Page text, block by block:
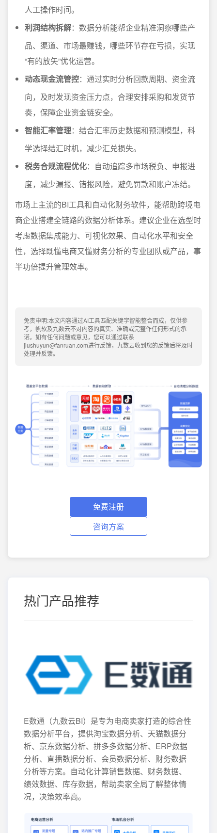
人工操作时间。
利润结构拆解：数据分析能帮企业精准洞察哪些产
品、渠道、市场最赚钱，哪些环节存在亏损，实现
“有的放矢”优化运营。
动态现金流管控：通过实时分析回款周期、资金流
向，及时发现资金压力点，合理安排采购和发货节
奏，保障企业资金链安全。
智能汇率管理：结合汇率历史数据和预测模型，科
学选择结汇时机，减少汇兑损失。
税务合规流程优化：自动追踪多市场税负、申报进
度，减少漏报、错报风险，避免罚款和账户冻结。
市场上主流的BI工具和自动化财务软件，能帮助跨境电
商企业搭建全链路的数据分析体系。建议企业在选型时
考虑数据集成能力、可视化效果、自动化水平和安全
性，选择既懂电商又懂财务分析的专业团队或产品，事
半功倍提升管理效率。
免责申明:本文内容通过AI工具匹配关键字智能整合而成，仅供参
考，帆软及九数云不对内容的真实、准确或完整作任何形式的承
诺。如有任何问题或意见，您可以通过联系
jiushuyun@fanruan.com进行反馈，九数云收到您的反馈后将及时
处理并反馈。
免费注册
咨询方案
热门产品推荐
E数通（九数云BI）是专为电商卖家打造的综合性
数据分析平台，提供淘宝数据分析、天猫数据分
析、京东数据分析、拼多多数据分析、ERP数据
分析、直播数据分析、会员数据分析、财务数据
分析等方案。自动化计算销售数据、财务数据、
绩效数据、库存数据，帮助卖家全局了解整体情
况，决策效率高。